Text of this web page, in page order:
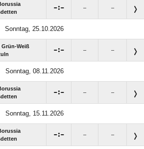
: – –
Sonntag, 25.10.2026
Grün-Weiß
: – –
Sonntag, 08.11.2026
: – –
Sonntag, 15.11.2026
: – –